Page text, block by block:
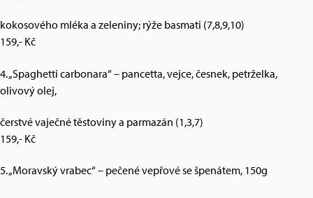
kokosového mléka a zeleniny; rýže basmati (7,8,9,10)
159,- Kč
4. „Spaghetti carbonara“ – pancetta, vejce, česnek, petrželka,
olivový olej,
čerstvé vaječné těstoviny a parmazán (1,3,7)
159,- Kč
5. „Moravský vrabec“ – pečené vepřové se špenátem, 150g